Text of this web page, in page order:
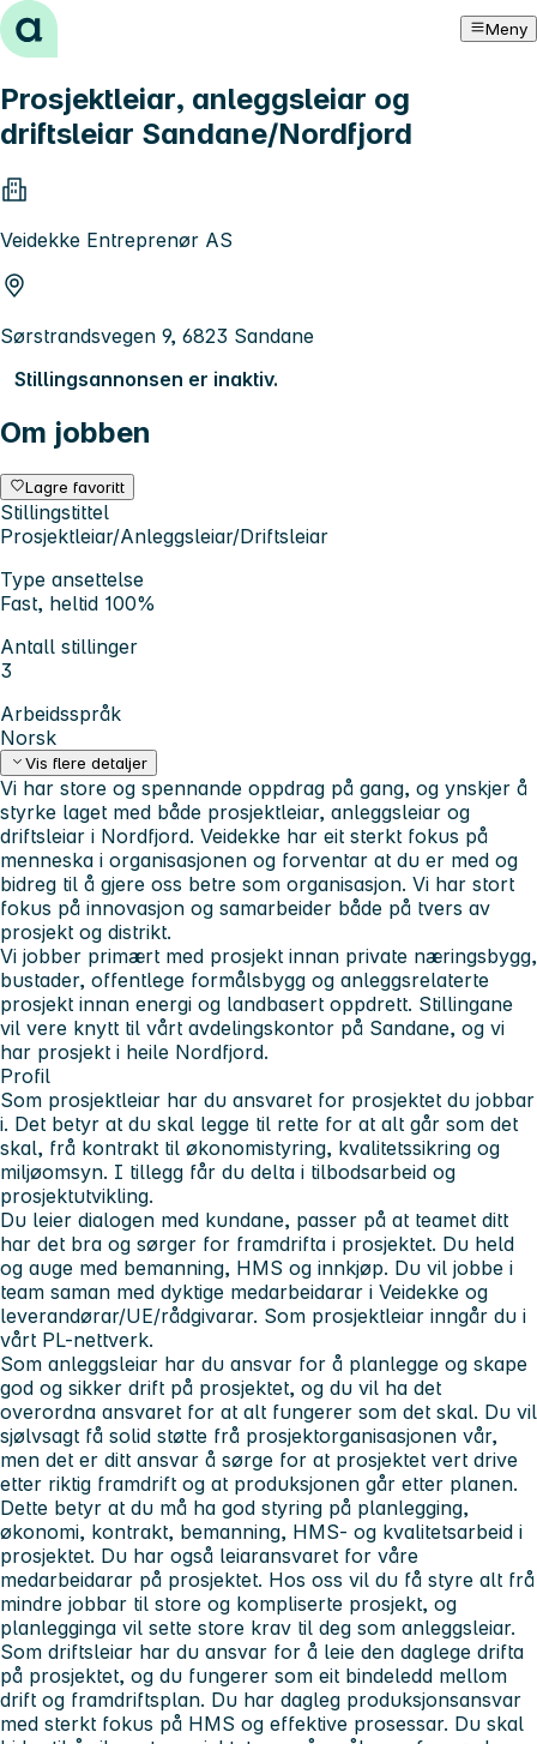
Hopp til innhold Meny
Prosjektleiar, anleggsleiar og
driftsleiar Sandane/Nordfjord
Veidekke Entreprenør AS
Sørstrandsvegen 9, 6823 Sandane
Stillingsannonsen er inaktiv.
Om jobben
Lagre favoritt
Stillingstittel
Prosjektleiar/Anleggsleiar/Driftsleiar
Type ansettelse
Fast, heltid 100%
Antall stillinger
3
Arbeidsspråk
Norsk
Vis flere detaljer
Vi har store og spennande oppdrag på gang, og ynskjer å
styrke laget med både prosjektleiar, anleggsleiar og
driftsleiar i Nordfjord. Veidekke har eit sterkt fokus på
menneska i organisasjonen og forventar at du er med og
bidreg til å gjere oss betre som organisasjon. Vi har stort
fokus på innovasjon og samarbeider både på tvers av
prosjekt og distrikt.
Vi jobber primært med prosjekt innan private næringsbygg,
bustader, offentlege formålsbygg og anleggsrelaterte
prosjekt innan energi og landbasert oppdrett. Stillingane
vil vere knytt til vårt avdelingskontor på Sandane, og vi
har prosjekt i heile Nordfjord.
Profil
Som prosjektleiar har du ansvaret for prosjektet du jobbar
i. Det betyr at du skal legge til rette for at alt går som det
skal, frå kontrakt til økonomistyring, kvalitetssikring og
miljøomsyn. I tillegg får du delta i tilbodsarbeid og
prosjektutvikling.
Du leier dialogen med kundane, passer på at teamet ditt
har det bra og sørger for framdrifta i prosjektet. Du held
og auge med bemanning, HMS og innkjøp. Du vil jobbe i
team saman med dyktige medarbeidarar i Veidekke og
leverandørar/UE/rådgivarar. Som prosjektleiar inngår du i
vårt PL-nettverk.
Som anleggsleiar har du ansvar for å planlegge og skape
god og sikker drift på prosjektet, og du vil ha det
overordna ansvaret for at alt fungerer som det skal. Du vil
sjølvsagt få solid støtte frå prosjektorganisasjonen vår,
men det er ditt ansvar å sørge for at prosjektet vert drive
etter riktig framdrift og at produksjonen går etter planen.
Dette betyr at du må ha god styring på planlegging,
økonomi, kontrakt, bemanning, HMS- og kvalitetsarbeid i
prosjektet. Du har også leiaransvaret for våre
medarbeidarar på prosjektet. Hos oss vil du få styre alt frå
mindre jobbar til store og kompliserte prosjekt, og
planlegginga vil sette store krav til deg som anleggsleiar.
Som driftsleiar har du ansvar for å leie den daglege drifta
på prosjektet, og du fungerer som eit bindeledd mellom
drift og framdriftsplan. Du har dagleg produksjonsansvar
med sterkt fokus på HMS og effektive prosessar. Du skal